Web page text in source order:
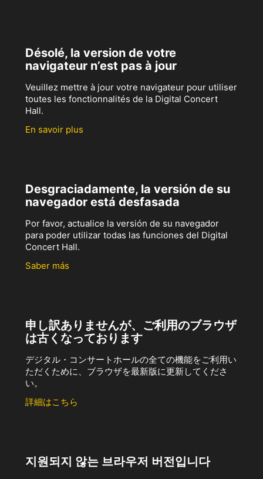
Désolé, la version de votre
navigateur n’est pas à jour
Veuillez mettre à jour votre navigateur pour utiliser
toutes les fonctionnalités de la Digital Concert
Hall.
En savoir plus
Desgraciadamente, la versión de su
navegador está desfasada
Por favor, actualice la versión de su navegador
para poder utilizar todas las funciones del Digital
Concert Hall.
Saber más
申し訳ありませんが、ご利用のブラウザ
は古くなっております
デジタル・コンサートホールの全ての機能をご利用い
ただくために、ブラウザを最新版に更新してくださ
い。
詳細はこちら
지원되지 않는 브라우저 버전입니다